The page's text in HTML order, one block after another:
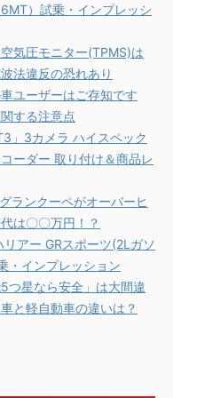
）試乗・インプレッシ
気圧モニター(TPMS)は
法違反の恐れあり
ユーザーはご存知です
する注意点
」3カメラ ハイスペック
ーダー 取り付け＆商品レ
ランクーペがオーバーヒ
は〇〇万円！？
リアー GRスポーツ(2Lガソ
・インプレッション
5つ星なら安全」は大間違
と軽自動車の違いは？